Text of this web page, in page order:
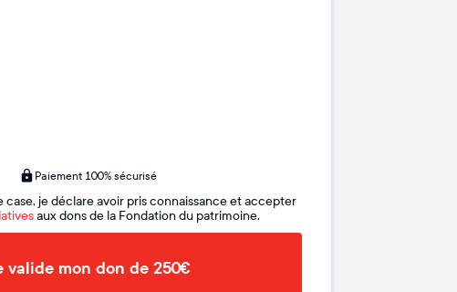
Paiement 100% sécurisé
je déclare avoir pris connaissance et accepter
aux dons de la Fondation du patrimoine.
valide mon don de 250€